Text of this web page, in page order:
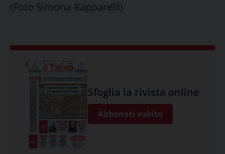
(Foto Simona Rapparelli)
Sfoglia la rivista online
Abbonati subito